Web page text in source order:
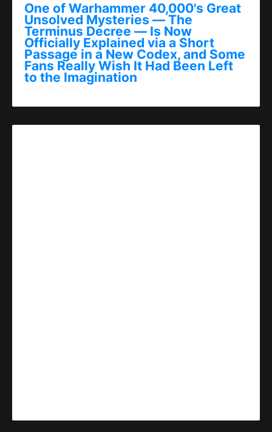
One of Warhammer 40,000's Great
Unsolved Mysteries — The
Terminus Decree — Is Now
Officially Explained via a Short
Passage in a New Codex, and Some
Fans Really Wish It Had Been Left
to the Imagination